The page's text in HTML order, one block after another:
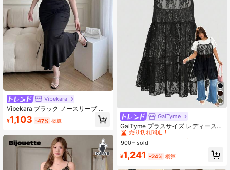
Vibekara
Vibekara ブラック ノースリーブ ス
クエアネック エレガント マーメイド
ヘム ミディドレス レディース 無地
メイドドレス ブラック ロング フォ
ーマルドレス ブラック フォーマル
イブニングガウン
¥1,103 -47% 概算
GalTyme
GalTyme プラスサイズ レディース
夏秋 コントラストレース フリルヘム
キャミワンピース
#1 ベストセラー
売り切れ間近！
#1 ベストセラー
売り切れ間近！
#1 ベストセラー
売り切れ間近！
#1 ベストセラー
売り切れ間近！
900+ sold
¥1,241 -24% 概算